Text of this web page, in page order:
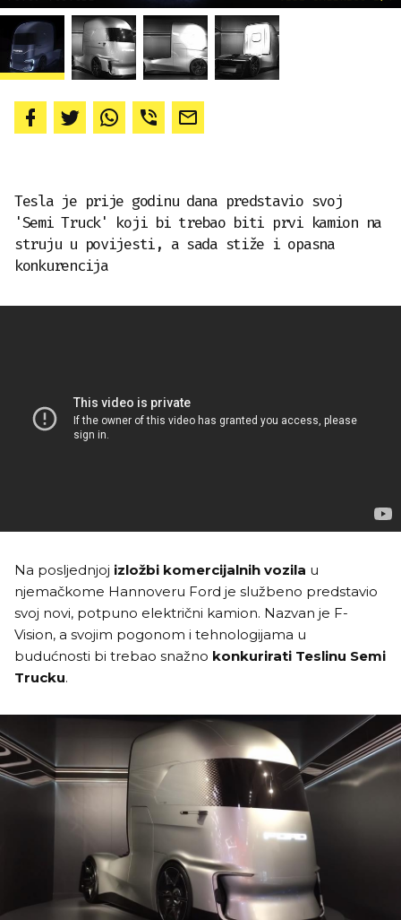
Tesla je prije godinu dana predstavio svoj
'Semi Truck' koji bi trebao biti prvi kamion na
struju u povijesti, a sada stiže i opasna
konkurencija
Na posljednjoj izložbi komercijalnih vozila u
njemačkome Hannoveru Ford je službeno predstavio
svoj novi, potpuno električni kamion. Nazvan je F-
Vision, a svojim pogonom i tehnologijama u
budućnosti bi trebao snažno konkurirati Teslinu Semi
Trucku.